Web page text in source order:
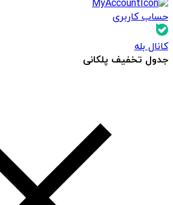
حساب کاربری
کانال بله
جدول تخفیف پلکانی